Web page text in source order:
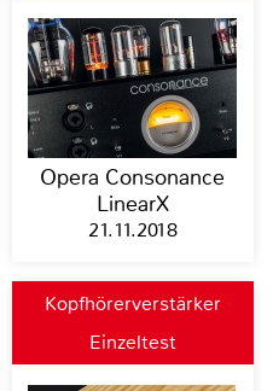
Opera Consonance
LinearX
21.11.2018
Kopfhörerverstärker
Einzeltest